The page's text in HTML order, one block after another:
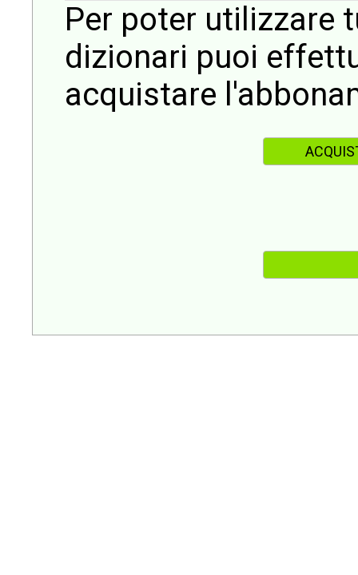
Per poter utilizzare
dizionari puoi
acquistare